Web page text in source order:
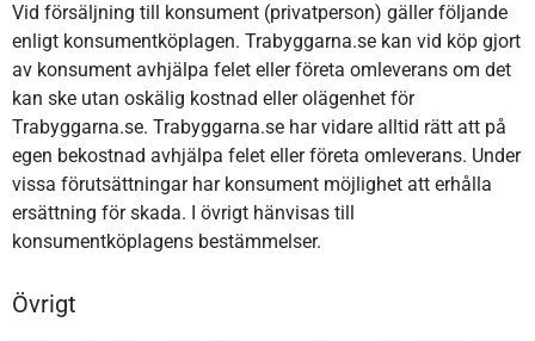
Vid försäljning till konsument (privatperson) gäller följande
enligt konsumentköplagen. Trabyggarna.se kan vid köp gjort
av konsument avhjälpa felet eller företa omleverans om det
kan ske utan oskälig kostnad eller olägenhet för
Trabyggarna.se. Trabyggarna.se har vidare alltid rätt att på
egen bekostnad avhjälpa felet eller företa omleverans. Under
vissa förutsättningar har konsument möjlighet att erhålla
ersättning för skada. I övrigt hänvisas till
konsumentköplagens bestämmelser.
Övrigt